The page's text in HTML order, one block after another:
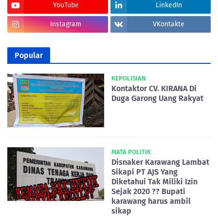
YouTube LinkedIn
Instagram VKontakte
Popular
KEPOLISIAN
Kontaktor CV. KIRANA Di
Duga Garong Uang Rakyat
MATA POLITIK
Disnaker Karawang Lambat
Sikapi PT AJS Yang
Diketahui Tak Miliki Izin
Sejak 2020 ?? Bupati
karawang harus ambil
sikap